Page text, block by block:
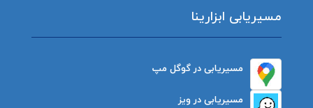
مسیریابی ابزارینا
مسیریابی در گوگل مپ
مسیریابی در ویز